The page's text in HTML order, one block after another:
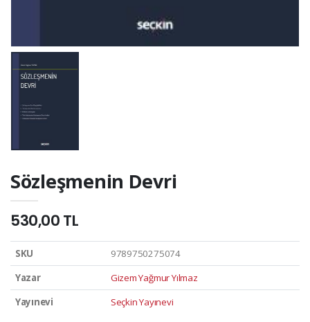
Sözleşmenin Devri
530,00 TL
SKU
9789750275074
Yazar
Gizem Yağmur Yılmaz
Yayınevi
Seçkin Yayınevi